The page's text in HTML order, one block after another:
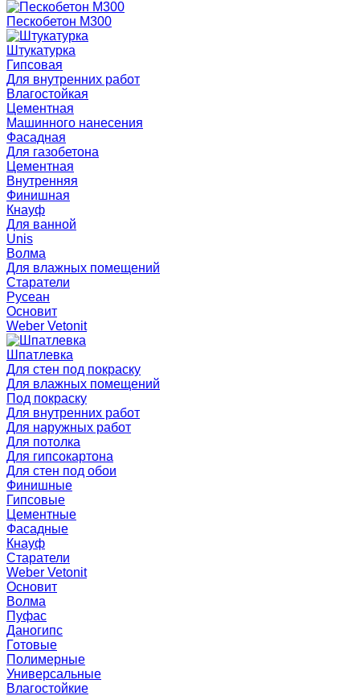
Пескобетон М300
Штукатурка
Гипсовая
Для внутренних работ
Влагостойкая
Цементная
Машинного нанесения
Фасадная
Для газобетона
Цементная
Внутренняя
Финишная
Кнауф
Для ванной
Unis
Волма
Для влажных помещений
Старатели
Русеан
Основит
Weber Vetonit
Шпатлевка
Для стен под покраску
Для влажных помещений
Под покраску
Для внутренних работ
Для наружных работ
Для потолка
Для гипсокартона
Для стен под обои
Финишные
Гипсовые
Цементные
Фасадные
Кнауф
Старатели
Weber Vetonit
Основит
Волма
Пуфас
Даногипс
Готовые
Полимерные
Универсальные
Влагостойкие